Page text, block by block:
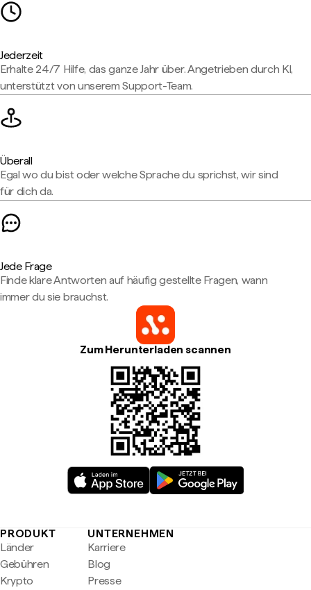
Jederzeit
Erhalte 24/7 Hilfe, das ganze Jahr über. Angetrieben durch KI,
unterstützt von unserem Support-Team.
Überall
Egal wo du bist oder welche Sprache du sprichst, wir sind
für dich da.
Jede Frage
Finde klare Antworten auf häufig gestellte Fragen, wann
immer du sie brauchst.
Zum Herunterladen scannen
PRODUKT
Länder
Gebühren
Krypto
UNTERNEHMEN
Karriere
Blog
Presse